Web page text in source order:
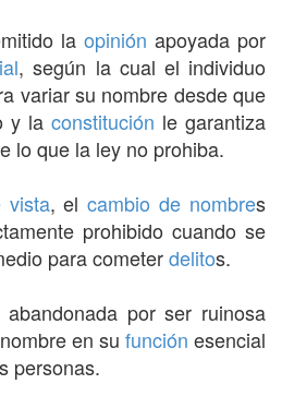
la opinión apoyada por
, según la cual el individuo
variar su nombre desde que
y la constitución le garantiza
lo que la ley no prohiba.
vista, elcambio de nombres
prohibido cuando se
para cometerdelitos.
por ser ruinosa
en su función esencial
personas.